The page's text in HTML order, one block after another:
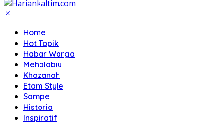
Home
Hot Topik
Habar Warga
Mehalabiu
Khazanah
Etam Style
Sampe
Historia
Inspiratif